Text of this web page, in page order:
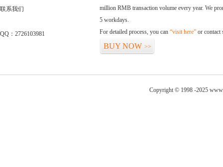
联系我们
QQ：2726103981
million RMB transaction volume every year. We
5 workdays.
For detailed process, you can “visit here” or contact
BUY NOW >>
Copyright © 1998 -2025